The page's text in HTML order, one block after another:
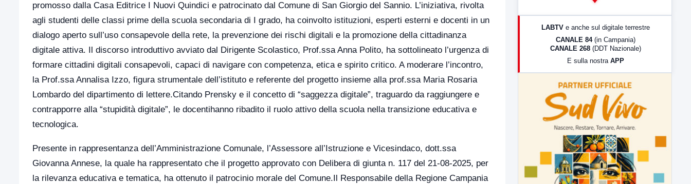
promosso dalla Casa Editrice
I Nuovi Quindici e patrocinato dal Comune di San Giorgio del Sannio. L’iniziativa, rivolta
agli studenti delle classi prime della scuola secondaria di I grado, ha coinvolto istituzioni, esperti esterni e docenti in un
dialogo aperto sull’uso consapevole della rete, la prevenzione dei rischi digitali e la promozione della cittadinanza
digitale attiva. Il discorso introduttivo avviato dal Dirigente Scolastico, Prof.ssa Anna Polito, ha sottolineato l’urgenza di
formare cittadini digitali consapevoli, capaci di navigare con competenza, etica e spirito critico. A moderare l’incontro,
la Prof.ssa Annalisa Izzo, figura strumentale dell’istituto e referente del progetto insieme alla prof.ssa Maria Rosaria
Lombardo del dipartimento di lettere.Citando Prensky e il concetto di “saggezza digitale”, traguardo da raggiungere e
contrapporre alla “stupidità digitale”, le docentihanno ribadito il ruolo attivo della scuola nella transizione educativa e
tecnologica.
Presente in rappresentanza dell’Amministrazione Comunale, l’Assessore all’Istruzione e Vicesindaco, dott.ssa
Giovanna Annese, la quale ha rappresentato che il progetto approvato con Delibera di giunta n. 117 del 21-08-2025, per
la rilevanza educativa e tematica, ha ottenuto il patrocinio morale del Comune.Il Responsabile della Regione Campania
LabNews (Diretta)
LabNews (replica)
LABTV e anche sul digitale terrestre
CANALE 84 (in Campania)
CANALE 268 (DDT Nazionale)
E sulla nostra APP